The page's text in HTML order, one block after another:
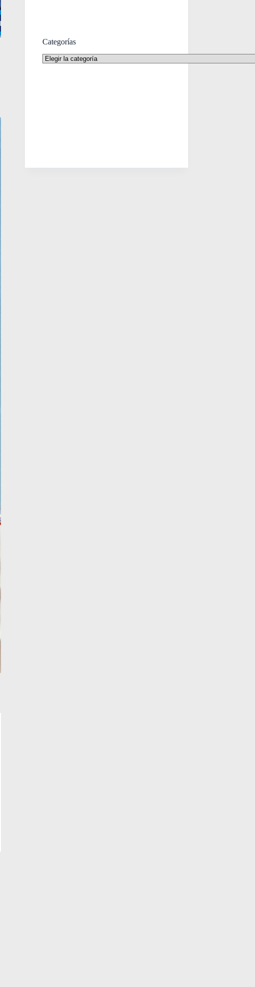
Categorías
Categorías